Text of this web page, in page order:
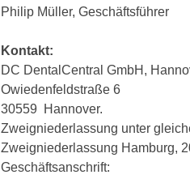
Philip Müller, Geschäftsführer
Kontakt:
DC DentalCentral GmbH,
Owiedenfeldstraße 6
30559 Hannover.
Zweigniederlassung unter
Zweigniederlassung Hamburg,
Geschäftsanschrift: